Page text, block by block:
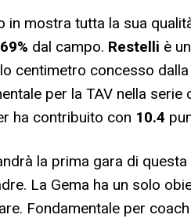
in mostra tutta la sua
69% dal campo. Restelli è
centimetro concesso
per la TAV nella
ha contribuito con 10.4
la prima gara di
La Gema ha un solo
Fondamentale per